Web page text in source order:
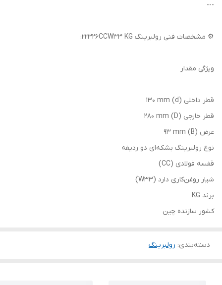
---
⚙️ مشخصات فنی رولبرینگ 22326CCW33 KG:
ویژگی مقدار
قطر داخلی (d) 130 mm
قطر خارجی (D) 280 mm
عرض (B) 93 mm
نوع رولبرینگ بشکه‌ای دو ردیفه
قفسه فولادی (CC)
شیار روغن‌کاری دارد (W33)
برند KG
کشور سازنده چین
دسته‌بندی: رولبرینگ